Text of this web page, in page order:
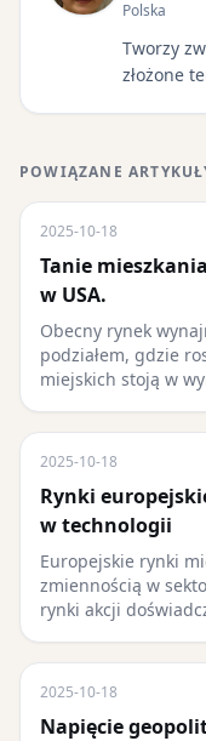
Polska
Tworzy
złożone
POWIĄZANE
2025-10-18
Tanie
w USA.
Obecny rynek
podziałem, gdzie
miejskich stoją w
2025-10-18
Rynki
w technologii
Europejskie rynki
zmiennością w
rynki akcji
2025-10-18
Napięcie